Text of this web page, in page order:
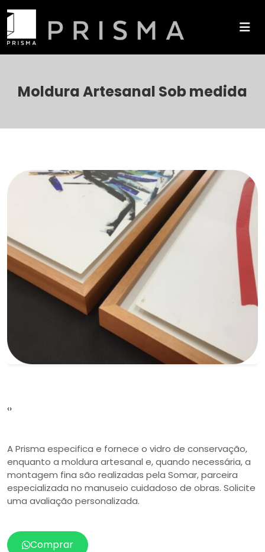
Moldura Artesanal Sob medida
‹›
A Prisma especifica e fornece o vidro de conservação,
enquanto a moldura artesanal e, quando necessária, a
montagem fina são realizadas pela Somar, parceira
especializada no manuseio cuidadoso de obras. Solicite
uma avaliação personalizada.
Comprar